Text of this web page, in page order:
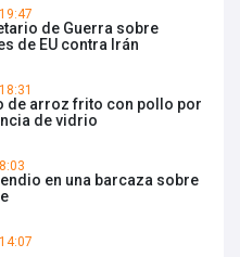
de Guerra sobre
de EU contra Irán
de arroz frito con pollo por
de vidrio
en una barcaza sobre